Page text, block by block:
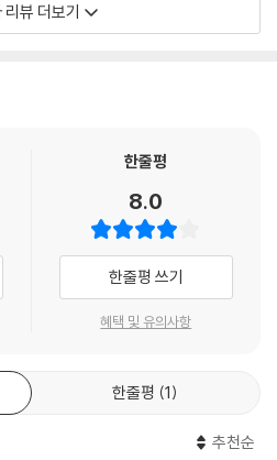
의 시각
작업에 지장을 초래하는 것은 ‘나쁜 어두
말할 수 없다. 과도한 밝기나 불쾌한 눈
당한 그림자가 존재하는 ‘기분 좋은 어
만든다. 어두움을 허용하고 긍정적으
성된다면 밤의 주거 공간의 질은 틀림없
거리
관 외부 벽등, 방범등이라는 3종의 조
계획은 완결된다고 해도 과언이 아니
을을 배려해 밤의 거리를 아름답게 만들
뷰 더보기
한줄평
8.0
한줄평 쓰기
혜택 및 유의사항
한줄평 1
추천순